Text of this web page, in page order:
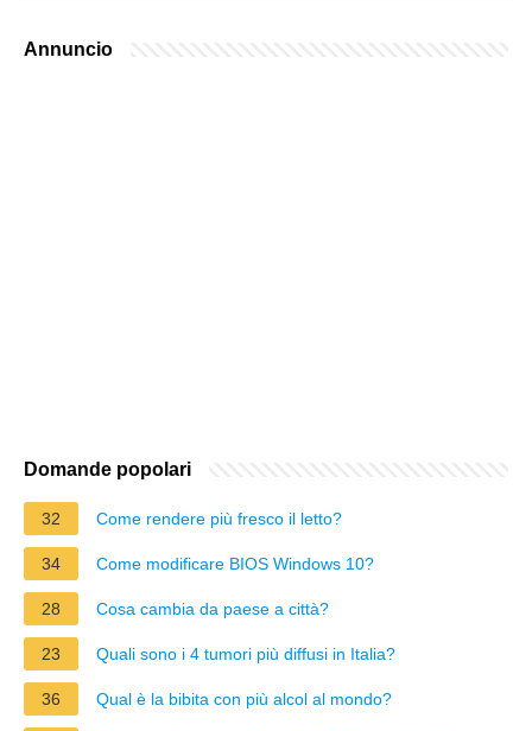
Annuncio
Domande popolari
32 Come rendere più fresco il letto?
34 Come modificare BIOS Windows 10?
28 Cosa cambia da paese a città?
23 Quali sono i 4 tumori più diffusi in Italia?
36 Qual è la bibita con più alcol al mondo?